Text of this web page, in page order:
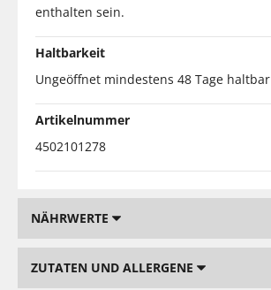
enthalten sein.
Haltbarkeit
Ungeöffnet mindestens 48 Tage haltbar
Artikelnummer
4502101278
NÄHRWERTE
ZUTATEN UND ALLERGENE